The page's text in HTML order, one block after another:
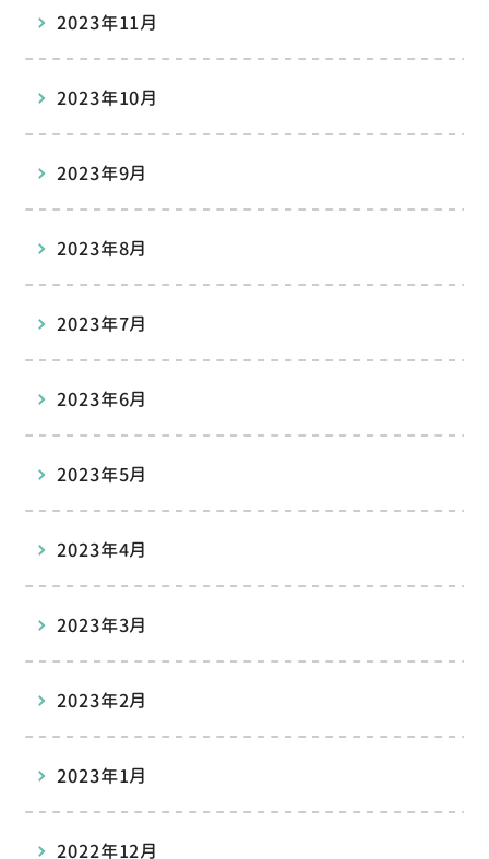
2023年11月
2023年10月
2023年9月
2023年8月
2023年7月
2023年6月
2023年5月
2023年4月
2023年3月
2023年2月
2023年1月
2022年12月